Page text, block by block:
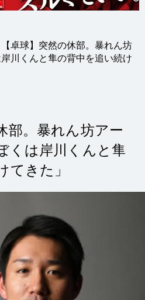
卓球】突然の休部。暴れん坊
川くんと隼の背中を追い続け
部。暴れん坊アー
くは岸川くんと隼
てきた」